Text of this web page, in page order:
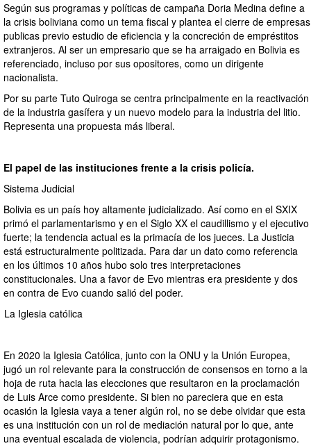
Según sus programas y políticas de campaña Doria Medina define a
la crisis boliviana como un tema fiscal y plantea el cierre de empresas
publicas previo estudio de eficiencia y la concreción de empréstitos
extranjeros. Al ser un empresario que se ha arraigado en Bolivia es
referenciado, incluso por sus opositores, como un dirigente
nacionalista.
Por su parte Tuto Quiroga se centra principalmente en la reactivación
de la industria gasífera y un nuevo modelo para la industria del litio.
Representa una propuesta más liberal.
El papel de las instituciones frente a la crisis policía.
Sistema Judicial
Bolivia es un país hoy altamente judicializado. Así como en el SXIX
primó el parlamentarismo y en el Siglo XX el caudillismo y el ejecutivo
fuerte; la tendencia actual es la primacía de los jueces. La Justicia
está estructuralmente politizada. Para dar un dato como referencia
en los últimos 10 años hubo solo tres interpretaciones
constitucionales. Una a favor de Evo mientras era presidente y dos
en contra de Evo cuando salió del poder.
La Iglesia católica
En 2020 la Iglesia Católica, junto con la ONU y la Unión Europea,
jugó un rol relevante para la construcción de consensos en torno a la
hoja de ruta hacia las elecciones que resultaron en la proclamación
de Luis Arce como presidente. Si bien no pareciera que en esta
ocasión la Iglesia vaya a tener algún rol, no se debe olvidar que esta
es una institución con un rol de mediación natural por lo que, ante
una eventual escalada de violencia, podrían adquirir protagonismo.